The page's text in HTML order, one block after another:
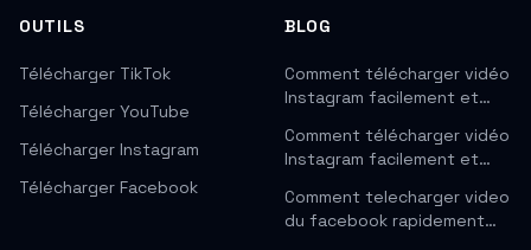
OUTILS
Télécharger TikTok
Télécharger YouTube
Télécharger Instagram
Télécharger Facebook
BLOG
Comment télécharger vidéo
Instagram facilement et…
Comment télécharger vidéo
Instagram facilement et…
Comment telecharger video
du facebook rapidement…